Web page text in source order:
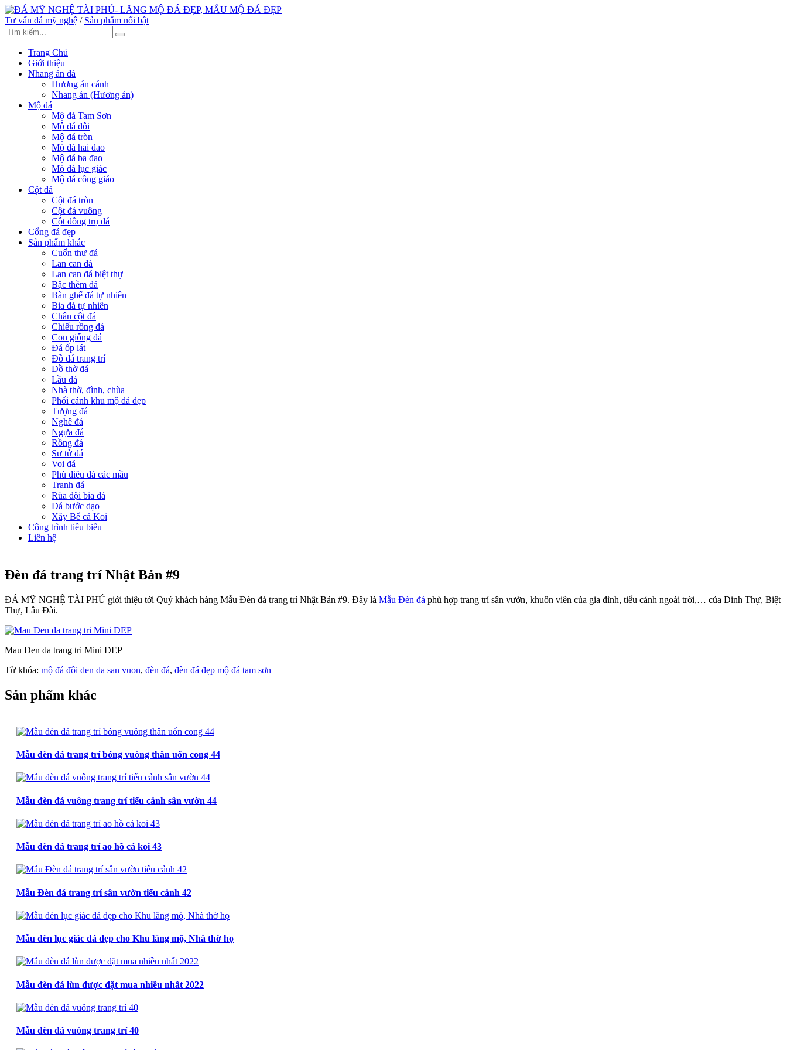
Tư vấn đá mỹ nghệ / Sản phẩm nổi bật
Trang Chủ
Giới thiệu
Nhang án đá
Hương án cánh
Nhang án (Hương án)
Mộ đá
Mộ đá Tam Sơn
Mộ đá đôi
Mộ đá tròn
Mộ đá hai đao
Mộ đá ba đao
Mộ đá lục giác
Mộ đá công giáo
Cột đá
Cột đá tròn
Cột đá vuông
Cột đồng trụ đá
Cổng đá đẹp
Sản phẩm khác
Cuốn thư đá
Lan can đá
Lan can đá biệt thự
Bậc thềm đá
Bàn ghế đá tự nhiên
Bia đá tự nhiên
Chân cột đá
Chiếu rồng đá
Con giống đá
Đá ốp lát
Đồ đá trang trí
Đồ thờ đá
Lầu đá
Nhà thờ, đình, chùa
Phối cảnh khu mộ đá đẹp
Tượng đá
Nghê đá
Ngựa đá
Rồng đá
Sư tử đá
Voi đá
Phù điêu đá các mầu
Tranh đá
Rùa đội bia đá
Đá bước dạo
Xây Bể cá Koi
Công trình tiêu biểu
Liên hệ
Đèn đá trang trí Nhật Bản #9
ĐÁ MỸ NGHỆ TÀI PHÚ giới thiệu tới Quý khách hàng Mẫu Đèn đá trang trí Nhật Bản #9. Đây là Mẫu Đèn đá phù hợp trang trí sân vườn, khuôn viên của gia đình, tiểu cảnh ngoài trời,… của Dinh Thự, Biệt
Thự, Lâu Đài.
Mau Den da trang tri Mini DEP
Từ khóa: mộ đá đôi den da san vuon, đèn đá, đèn đá đẹp mộ đá tam sơn
Sản phẩm khác
Mẫu đèn đá trang trí bóng vuông thân uốn cong 44
Mẫu đèn đá vuông trang trí tiểu cảnh sân vườn 44
Mẫu đèn đá trang trí ao hồ cá koi 43
Mẫu Đèn đá trang trí sân vườn tiểu cảnh 42
Mẫu đèn lục giác đá đẹp cho Khu lăng mộ, Nhà thờ họ
Mẫu đèn đá lùn được đặt mua nhiều nhất 2022
Mẫu đèn đá vuông trang trí 40